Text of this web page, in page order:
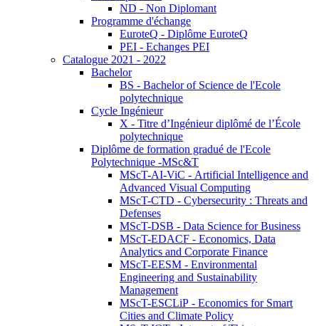
ND - Non Diplomant
Programme d'échange
EuroteQ - Diplôme EuroteQ
PEI - Echanges PEI
Catalogue 2021 - 2022
Bachelor
BS - Bachelor of Science de l'Ecole
polytechnique
Cycle Ingénieur
X - Titre d’Ingénieur diplômé de l’École
polytechnique
Diplôme de formation gradué de l'Ecole
Polytechnique -MSc&T
MScT-AI-ViC - Artificial Intelligence and
Advanced Visual Computing
MScT-CTD - Cybersecurity : Threats and
Defenses
MScT-DSB - Data Science for Business
MScT-EDACF - Economics, Data
Analytics and Corporate Finance
MScT-EESM - Environmental
Engineering and Sustainability
Management
MScT-ESCLiP - Economics for Smart
Cities and Climate Policy